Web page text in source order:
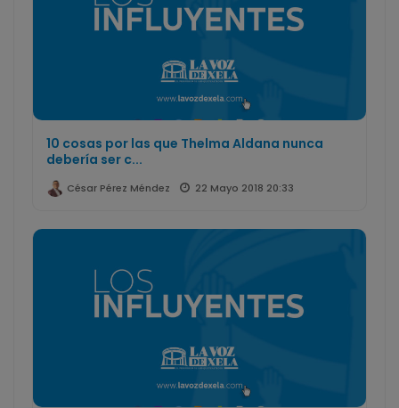
10 cosas por las que Thelma Aldana nunca
debería ser c...
César Pérez Méndez 22 Mayo 2018 20:33